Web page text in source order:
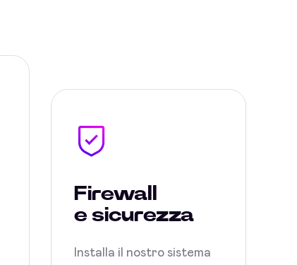
Firewall
e sicurezza
Installa il nostro sistema